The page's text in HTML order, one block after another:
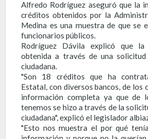
Alfredo Rodríguez aseguró que la
créditos obtenidos por la
Medina es una muestra de que se
funcionarios públicos.
Rodríguez Dávila explicó que
obtenida a través de una solicitud
ciudadana.
"Son 18 créditos que ha
Estatal, con diversos bancos, de los
información completa ya que de
tenemos se hizo a través de la
ciudadana", explicó el legislador
"Esto nos muestra el por qué